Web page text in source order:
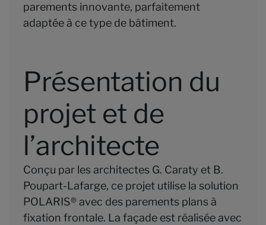
parements innovante, parfaitement
adaptée à ce type de bâtiment.
Présentation du
projet et de
l’architecte
Conçu par les architectes G. Caraty et B.
Poupart-Lafarge, ce projet utilise la solution
POLARIS® avec des parements plans à
fixation frontale. La façade est réalisée avec